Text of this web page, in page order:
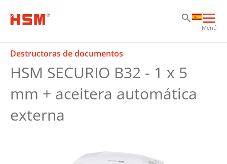
Menú
Destructoras de documentos
HSM SECURIO B32 - 1 x 5
mm + aceitera automática
externa